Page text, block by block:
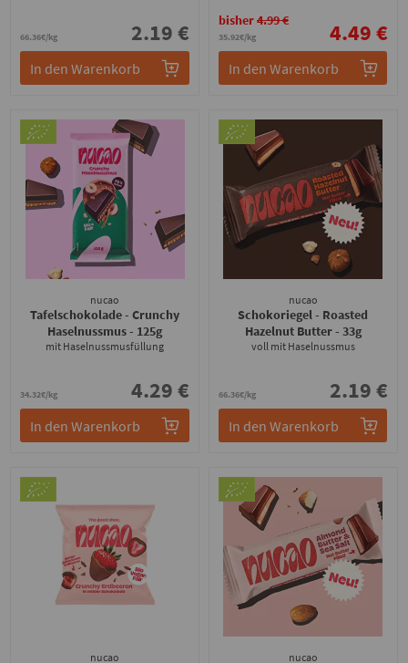
66.36€/kg 2.19 €
In den Warenkorb
35.92€/kg
bisher4.99 € 4.49 €
In den Warenkorb
nucao
Tafelschokolade - Crunchy
Haselnussmus- 125g
mit Haselnussmusfüllung
34.32€/kg 4.29 €
In den Warenkorb
nucao
Schokoriegel - Roasted
Hazelnut Butter- 33g
voll mit Haselnussmus
66.36€/kg 2.19 €
In den Warenkorb
nucao nucao